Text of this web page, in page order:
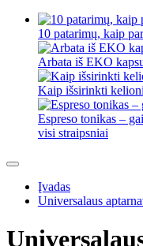
10 patarimų, kaip
Arbata iš EKO
Kaip išsirinkti
Espreso tonikas –
visi straipsniai
Įvadas
Universalaus